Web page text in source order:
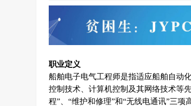
职业定义
船舶电子电气工程师是指适应船舶自动
控制技术、计算机控制及其网络技术等
程”、“维护和修理”和“无线电通讯”三